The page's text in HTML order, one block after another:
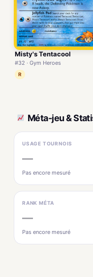
Misty's Tentacool
#32 · Gym Heroes
R
Méta-jeu &
USAGE TOURNOIS
—
Pas encore mesuré
RANK MÉTA
—
Pas encore mesuré